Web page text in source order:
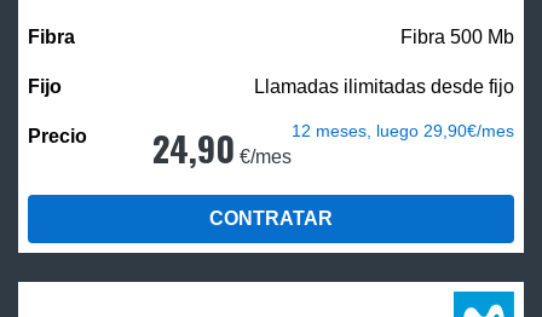
Fibra 500 Mb
Llamadas ilimitadas desde fijo
24,90 €/mes
12 meses, luego 29,90€/mes
CONTRATAR